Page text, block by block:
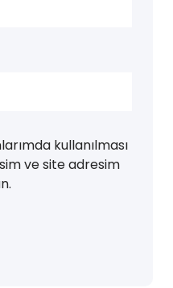
kullanılması
ve site adresim